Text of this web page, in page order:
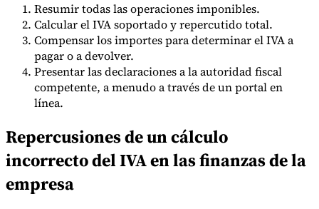
Resumir todas las operaciones imponibles.
Calcular el IVA soportado y repercutido total.
Compensar los importes para determinar el IVA a
pagar o a devolver.
Presentar las declaraciones a la autoridad fiscal
competente, a menudo a través de un portal en
línea.
Repercusiones de un cálculo
incorrecto del IVA en las finanzas de la
empresa